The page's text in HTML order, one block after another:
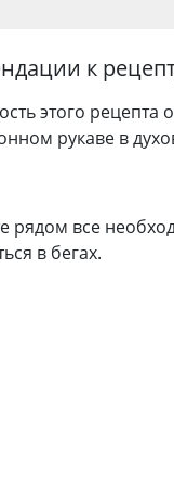
к
этого
рукаве в
рядом все
в бегах.